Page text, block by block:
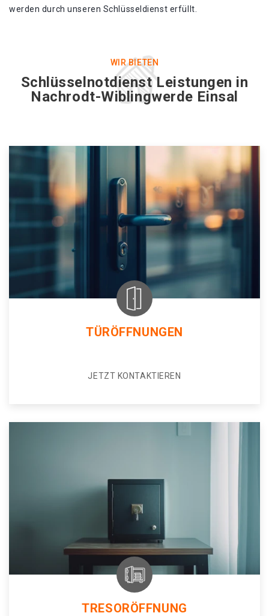
werden durch unseren Schlüsseldienst erfüllt.
WIR BIETEN
Schlüsselnotdienst Leistungen in
Nachrodt-Wiblingwerde Einsal
TÜRÖFFNUNGEN
JETZT KONTAKTIEREN
TRESORÖFFNUNG